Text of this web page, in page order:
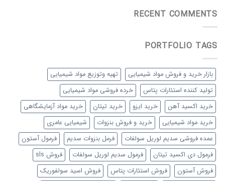
RECENT COMMENTS
PORTFOLIO TAGS
بازار خرید و فروش مواد شیمیایی
تهیه وتوزیع مواد شیمیایی
تولید کننده استئارات پتاس
خرده فروشی مواد شیمیایی
خرید اکسید آهن
خرید ایزو خرید تیتان
خرید مواد آزمایشگاهی
خرید مواد شیمیایی
خرید و فروش بنزوات
شیمیایی عامری
عمده فروشی سدیم لوریل سولفات
فرمل بنزوات سدیم
فرمول آستون
فرمول دی اکسید تیتان
فرمول سدیم لوریل سولفات
فروش sls
فروش آستون
فروش استئارات پتاس
فروش اسید سولفوریک